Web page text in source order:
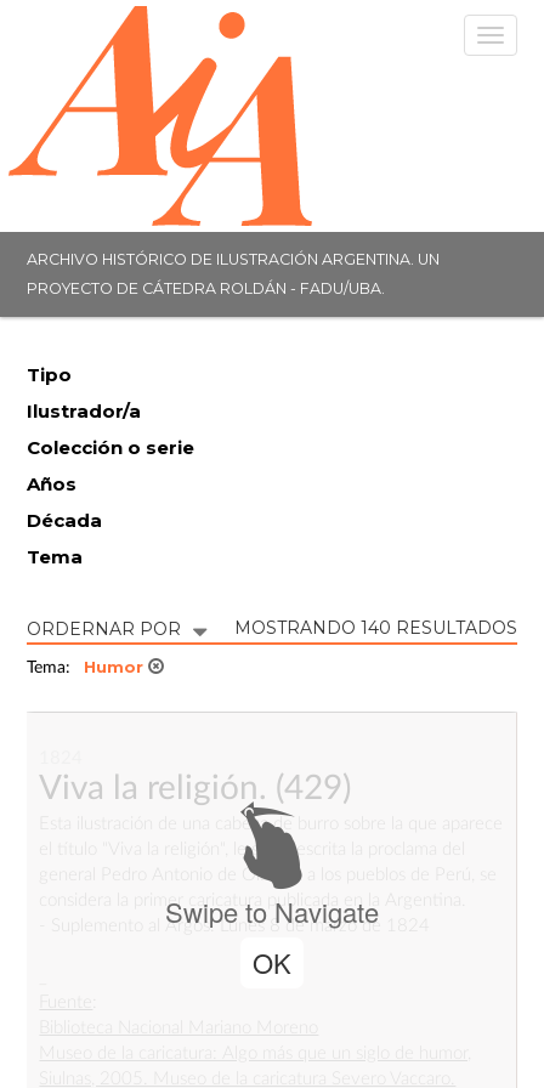
ARCHIVO HISTÓRICO DE ILUSTRACIÓN ARGENTINA. UN
PROYECTO DE CÁTEDRA ROLDÁN - FADU/UBA.
Tipo
Ilustrador/a
Colección o serie
Años
Década
Tema
ORDERNAR POR MOSTRANDO 140 RESULTADOS
Tema: Humor
Viva la religión. (429)
Esta ilustración de una cabeza de burro sobre la que aparece
el título "Viva la religión", le sigue escrita la proclama del
general Pedro Antonio de Olañeta a los pueblos de Perú, se
considera la primer caricatura publicada en la Argentina.
- Suplemento al Argos. Lunes 8 de marzo de 1824
Swipe to Navigate
OK